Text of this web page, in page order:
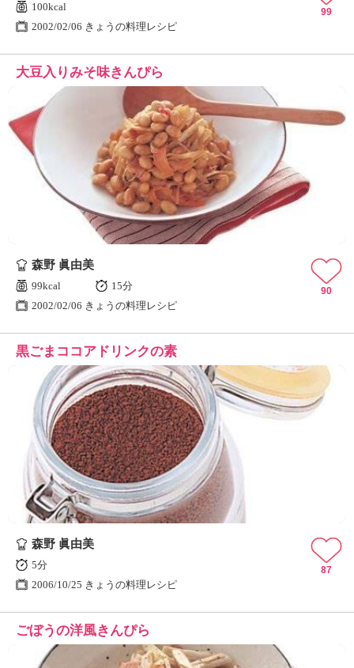
100kcal
2002/02/06 きょうの料理レシピ
99
大豆入りみそ味きんぴら
森野 眞由美
99kcal
15分
2002/02/06 きょうの料理レシピ
90
黒ごまココアドリンクの素
森野 眞由美
5分
2006/10/25 きょうの料理レシピ
87
ごぼうの洋風きんぴら